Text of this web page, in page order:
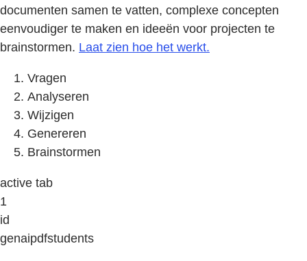
documenten samen te vatten, complexe concepten
eenvoudiger te maken en ideeën voor projecten te
brainstormen. Laat zien hoe het werkt.
Vragen
Analyseren
Wijzigen
Genereren
Brainstormen
active tab
1
id
genaipdfstudents